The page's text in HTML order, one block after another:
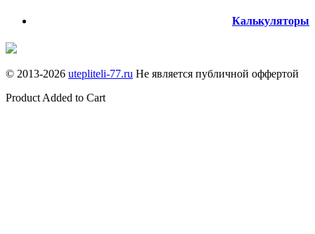
Калькуляторы
© 2013-2026 utepliteli-77.ru Не является публичной оффертой
Product Added to Cart